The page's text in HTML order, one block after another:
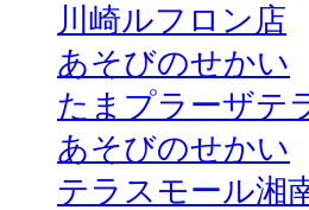
川崎ルフロン店
あそびのせかい
たまプラーザテ
あそびのせかい
テラスモール湘